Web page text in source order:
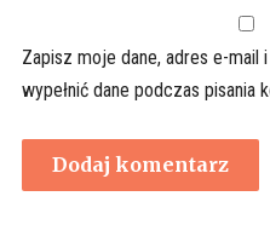
Zapisz moje dane, adres e-
wypełnić dane podczas pisania